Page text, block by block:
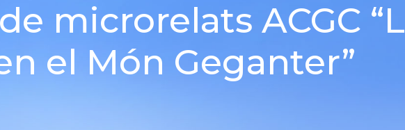
microrelats ACGC
el Món Geganter”